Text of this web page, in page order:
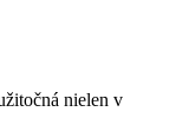
nielen v